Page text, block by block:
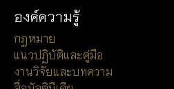
องค์ความรู้
กฎหมาย
แนวปฏิบัติและคู่มือ
งานวิจัยและบทความ